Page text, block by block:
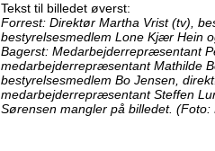
Tekst til billedet øverst:
Forrest: Direktør Martha Vrist (tv),
bestyrelsesmedlem Lone Kjær Hein
Bagerst: Medarbejderrepræsentant
medarbejderrepræsentant Mathilde
bestyrelsesmedlem Bo Jensen,
medarbejderrepræsentant Steffen
Sørensen mangler på billedet.